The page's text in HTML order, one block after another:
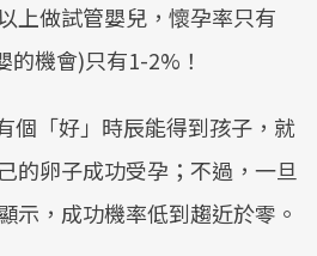
上做試管嬰兒，懷孕率只有
機會)只有1-2%！
個「好」時辰能得到孩子，就
的卵子成功受孕；不過，一旦
示，成功機率低到趨近於零。